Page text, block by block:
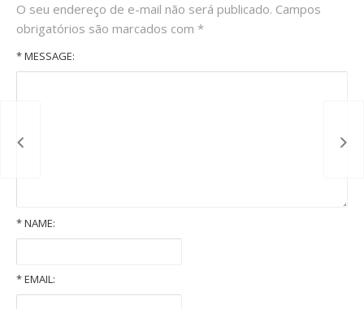
O seu endereço de e-mail não será publicado. Campos
obrigatórios são marcados com *
* MESSAGE:
*NAME:
*EMAIL: